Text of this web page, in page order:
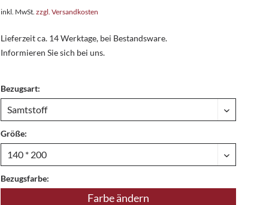
inkl. MwSt.zzgl. Versandkosten
Lieferzeit ca. 14 Werktage, bei Bestandsware.
Informieren Sie sich bei uns.
Bezugsart:
Größe:
Bezugsfarbe:
Farbe ändern